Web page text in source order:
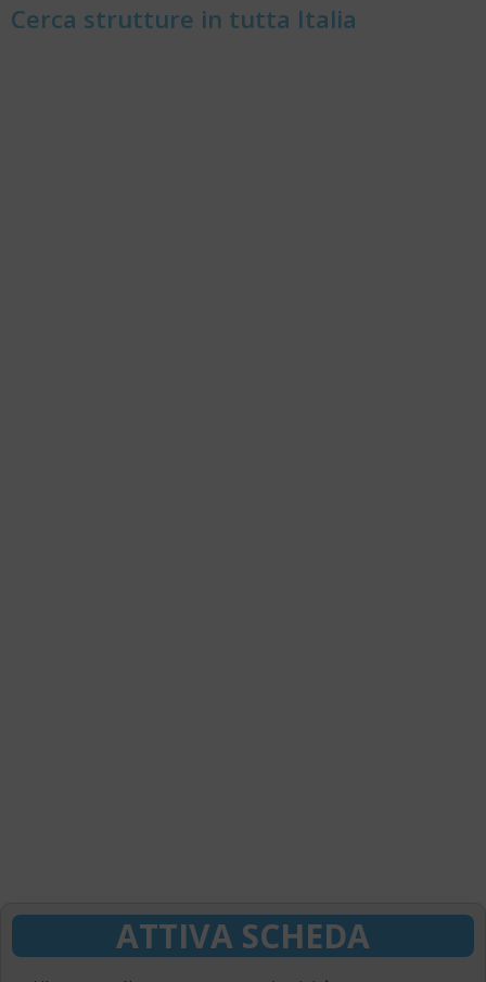
Cerca strutture in tutta Italia
ATTIVA SCHEDA